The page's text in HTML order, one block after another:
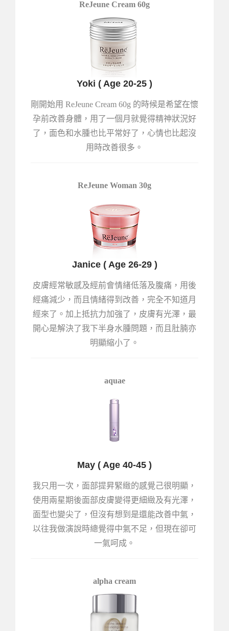
ReJeune Cream 60g
Yoki ( Age 20-25 )
剛開始用 ReJeune Cream 60g 的時候是希望在懷
孕前改善身體，用了一個月就覺得精神狀況好
了，面色和水腫也比平常好了，心情也比起沒
用時改善很多。
ReJeune Woman 30g
Janice ( Age 26-29 )
皮膚經常敏感及經前會情緖低落及腹痛，用後
經痛減少，而且情緒得到改善，完全不知道月
經來了。加上抵抗力加強了，皮膚有光澤，最
開心是解決了我下半身水腫問題，而且肚腩亦
明顯縮小了。
aquae
May ( Age 40-45 )
我只用一次，面部提昇緊緻的感覺己很明顯，
使用兩星期後面部皮膚變得更細緻及有光澤，
面型也變尖了，但沒有想到是還能改善中氣，
以往我做演說時總覺得中氣不足，但現在卻可
一氣呵成。
alpha cream